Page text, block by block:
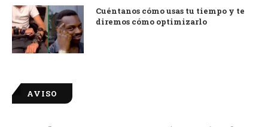
Cuéntanos cómo usas tu tiempo y te
diremos cómo optimizarlo
AVISO